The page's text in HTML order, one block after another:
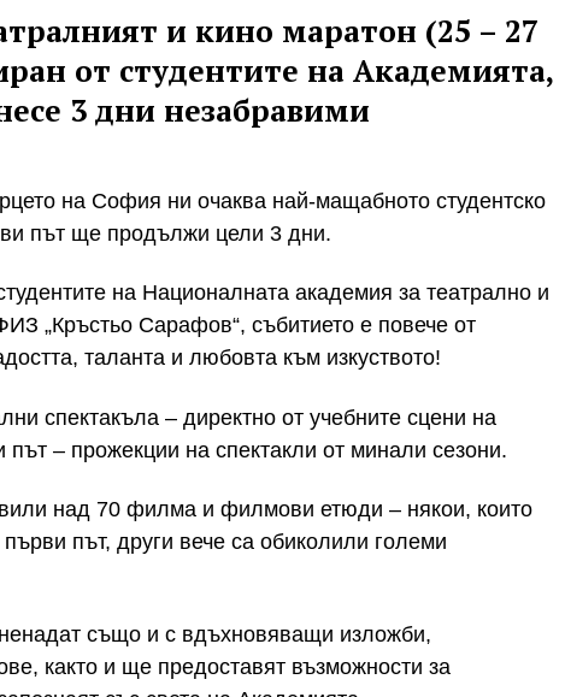
и кино маратон (25 – 27
от студентите на Академията,
3 дни незабравими
на София ни очаква най-мащабното студентско
път ще продължи цели 3 дни.
на Националната академия за театрално и
„Кръстьо Сарафов“, събитието е повече от
таланта и любовта към изкуството!
спектакъла – директно от учебните сцени на
– прожекции на спектакли от минали сезони.
над 70 филма и филмови етюди – някои, които
път, други вече са обиколили големи
също и с вдъхновяващи изложби,
както и ще предоставят възможности за